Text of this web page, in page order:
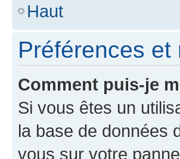
Haut
Préférences
Comment puis-je
Si vous êtes un
la base de données
vous sur votre